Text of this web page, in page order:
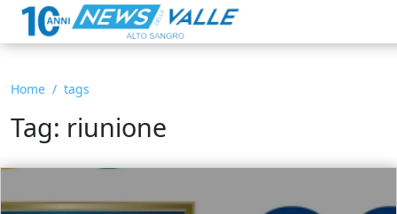
Home tags
Tag: riunione